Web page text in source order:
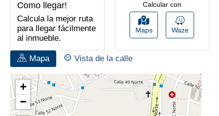
Como llegar!
Calcula la mejor ruta
para llegar fácilmente
al inmueble.
Calcular con
Maps Waze
Mapa Vista de la calle